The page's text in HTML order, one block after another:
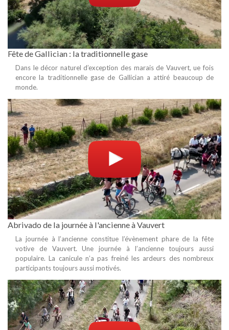
Fête de Gallician : la traditionnelle gase
Dans le décor naturel d’exception des marais de Vauvert, ue fois
encore la traditionnelle gase de Gallician a attiré beaucoup de
monde.
Abrivado de la journée à l'ancienne à Vauvert
La journée à l’ancienne constitue l’évènement phare de la fête
votive de Vauvert. Une journée à l’ancienne toujours aussi
populaire. La canicule n’a pas freiné les ardeurs des nombreux
participants toujours aussi motivés.